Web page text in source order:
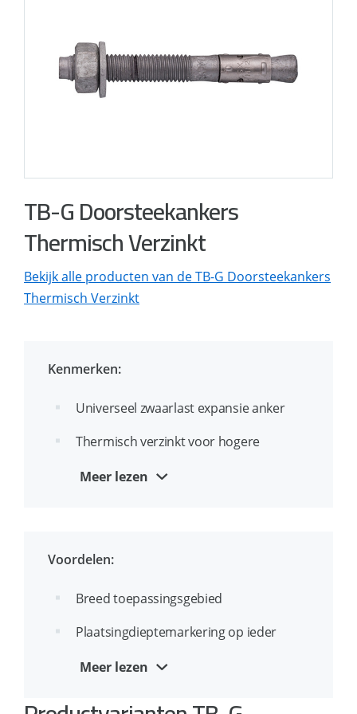
TB-G Doorsteekankers
Thermisch Verzinkt
Bekijk alle producten van de TB-G Doorsteekankers
Thermisch Verzinkt
Kenmerken:
Universeel zwaarlast expansie anker
Thermisch verzinkt voor hogere
Meer lezen
Voordelen:
Breed toepassingsgebied
Plaatsingdieptemarkering op ieder
Meer lezen